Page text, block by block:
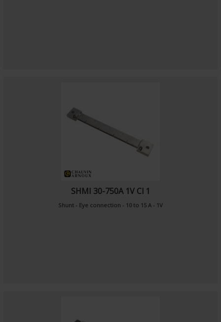
SHMI 30-750A 1V Cl 1
Shunt - Eye connection - 10 to 15 A - 1V